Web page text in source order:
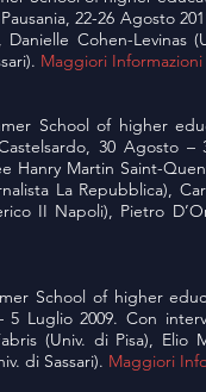
22-26 Agosto
Cohen-Levinas
Maggiori
School of higher
30 Agosto –
Hanry Martin Saint-
La Repubblica),
II Napoli), Pietro
School of higher
5 Luglio 2009. Con
(Univ. di Pisa), Elio
di Sassari). Maggiori